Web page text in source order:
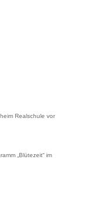
Realschule vor
„Blütezeit“ im